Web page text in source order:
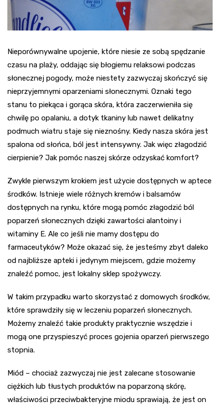
Nieporównywalne upojenie, które niesie ze sobą spędzanie
czasu na plaży, oddając się błogiemu relaksowi podczas
słonecznej pogody, może niestety zazwyczaj skończyć się
nieprzyjemnymi oparzeniami słonecznymi. Oznaki tego
stanu to piekąca i gorąca skóra, która zaczerwieniła się
chwilę po opalaniu, a dotyk tkaniny lub nawet delikatny
podmuch wiatru staje się nieznośny. Kiedy nasza skóra jest
spalona od słońca, ból jest intensywny. Jak więc złagodzić
cierpienie? Jak pomóc naszej skórze odzyskać komfort?
Zwykle pierwszym krokiem jest użycie dostępnych w aptece
środków. Istnieje wiele różnych kremów i balsamów
dostępnych na rynku, które mogą pomóc złagodzić ból
poparzeń słonecznych dzięki zawartości alantoiny i
witaminy E. Ale co jeśli nie mamy dostępu do
farmaceutyków? Może okazać się, że jesteśmy zbyt daleko
od najbliższe apteki i jedynym miejscem, gdzie możemy
znaleźć pomoc, jest lokalny sklep spożywczy.
W takim przypadku warto skorzystać z domowych środków,
które sprawdziły się w leczeniu poparzeń słonecznych.
Możemy znaleźć takie produkty praktycznie wszędzie i
mogą one przyspieszyć proces gojenia oparzeń pierwszego
stopnia.
Miód – chociaż zazwyczaj nie jest zalecane stosowanie
ciężkich lub tłustych produktów na poparzoną skórę,
właściwości przeciwbakteryjne miodu sprawiają, że jest on